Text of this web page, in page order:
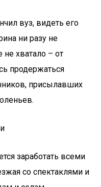
вуз, видеть его
ни разу не
хватало – от
продержаться
присылавших
заработать всеми
со спектаклями и